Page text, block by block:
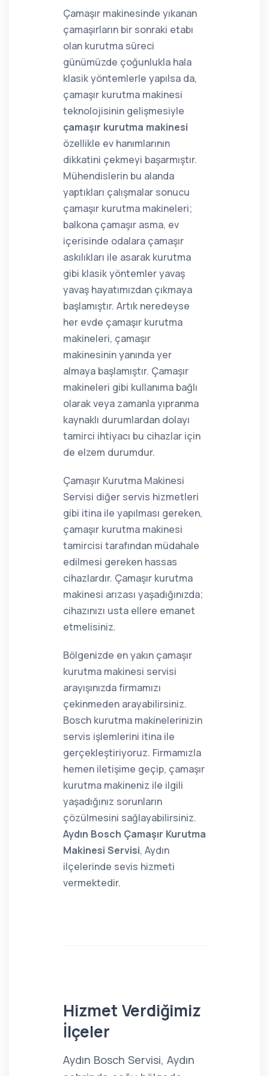
Çamaşır makinesinde yıkanan
çamaşırların bir sonraki etabı
olan kurutma süreci
günümüzde çoğunlukla hala
klasik yöntemlerle yapılsa da,
çamaşır kurutma makinesi
teknolojisinin gelişmesiyle
çamaşır kurutma makinesi
özellikle ev hanımlarının
dikkatini çekmeyi başarmıştır.
Mühendislerin bu alanda
yaptıkları çalışmalar sonucu
çamaşır kurutma makineleri;
balkona çamaşır asma, ev
içerisinde odalara çamaşır
askılıkları ile asarak kurutma
gibi klasik yöntemler yavaş
yavaş hayatımızdan çıkmaya
başlamıştır. Artık neredeyse
her evde çamaşır kurutma
makineleri, çamaşır
makinesinin yanında yer
almaya başlamıştır. Çamaşır
makineleri gibi kullanıma bağlı
olarak veya zamanla yıpranma
kaynaklı durumlardan dolayı
tamirci ihtiyacı bu cihazlar için
de elzem durumdur.
Çamaşır Kurutma Makinesi
Servisi diğer servis hizmetleri
gibi itina ile yapılması gereken,
çamaşır kurutma makinesi
tamircisi tarafından müdahale
edilmesi gereken hassas
cihazlardır. Çamaşır kurutma
makinesi arızası yaşadığınızda;
cihazınızı usta ellere emanet
etmelisiniz.
Bölgenizde en yakın çamaşır
kurutma makinesi servisi
arayışınızda firmamızı
çekinmeden arayabilirsiniz.
Bosch kurutma makinelerinizin
servis işlemlerini itina ile
gerçekleştiriyoruz. Firmamızla
hemen iletişime geçip, çamaşır
kurutma makineniz ile ilgili
yaşadığınız sorunların
çözülmesini sağlayabilirsiniz.
Aydın Bosch Çamaşır Kurutma
Makinesi Servisi, Aydın
ilçelerinde sevis hizmeti
vermektedir.
Hizmet Verdiğimiz
İlçeler
Aydın Bosch Servisi, Aydın